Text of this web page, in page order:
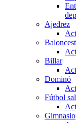
Ajedrez
Billar
Dominó
Fútbol
Gimnasio